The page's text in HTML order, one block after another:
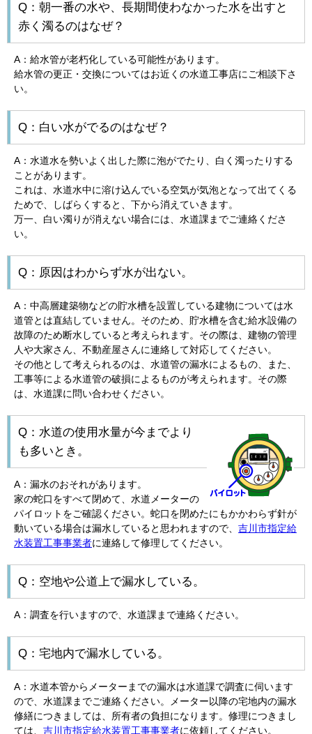
Q：朝一番の水や、長期間使わなかった水を出すと
赤く濁るのはなぜ？
A：給水管が老朽化している可能性があります。
給水管の更正・交換についてはお近くの水道工事店にご相談下さ
い。
Q：白い水がでるのはなぜ？
A：水道水を勢いよく出した際に泡がでたり、白く濁ったりする
ことがあります。
これは、水道水中に溶け込んでいる空気が気泡となって出てくる
ためで、しばらくすると、下から消えていきます。
万一、白い濁りが消えない場合には、水道課までご連絡くださ
い。
Q：原因はわからず水が出ない。
A：中高層建築物などの貯水槽を設置している建物については水
道管とは直結していません。そのため、貯水槽を含む給水設備の
故障のため断水していると考えられます。その際は、建物の管理
人や大家さん、不動産屋さんに連絡して対応してください。
その他として考えられるのは、水道管の漏水によるもの、また、
工事等による水道管の破損によるものが考えられます。その際
は、水道課に問い合わせください。
Q：水道の使用水量が今までより
も多いとき。
A：漏水のおそれがあります。
家の蛇口をすべて閉めて、水道メーターの
パイロットをご確認ください。蛇口を閉めたにもかかわらず針が
動いている場合は漏水していると思われますので、 吉川市指定給
水装置工事事業者に連絡して修理してください。
Q：空地や公道上で漏水している。
A：調査を行いますので、水道課まで連絡ください。
Q：宅地内で漏水している。
A：水道本管からメーターまでの漏水は水道課で調査に伺います
ので、水道課までご連絡ください。メーター以降の宅地内の漏水
修繕につきましては、所有者の負担になります。修理につきまし
ては、 吉川市指定給水装置工事事業者に依頼してください。